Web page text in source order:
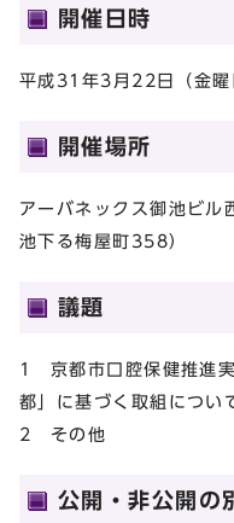
開催日時
平成31年3月22日（金
開催場所
アーバネックス御池ビル
池下る梅屋町358）
議題
1 京都市口腔保健推進
都」に基づく取組につい
2 その他
公開・非公開の